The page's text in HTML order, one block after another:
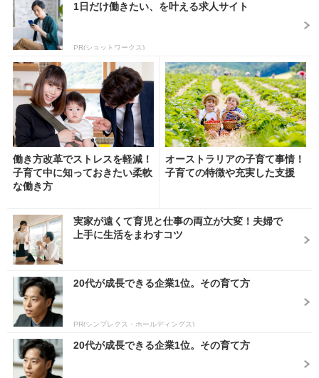
1日だけ働きたい、を叶える求人サイト
PR(ショットワークス)
働き方改革でストレスを軽減！
子育て中に知っておきたい柔軟
な働き方
オーストラリアの子育て事情！
子育ての特徴や充実した支援
実家が遠くて育児と仕事の両立が大変！夫婦で
上手に生活をまわすコツ
20代が成長できる企業1位。その育て方
PR(シンプレクス・ホールディングス)
20代が成長できる企業1位。その育て方